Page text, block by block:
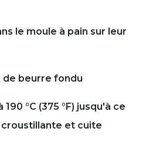
le moule à pain sur leur
de beurre fondu
°C (375 °F) jusqu'à ce
et cuite